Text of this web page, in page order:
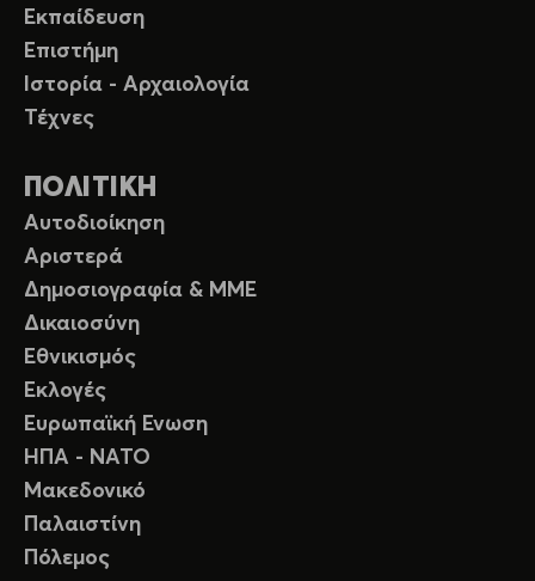
Εκπαίδευση
Επιστήμη
Ιστορία - Αρχαιολογία
Τέχνες
ΠΟΛΙΤΙΚΗ
Αυτοδιοίκηση
Αριστερά
Δημοσιογραφία & ΜΜΕ
Δικαιοσύνη
Εθνικισμός
Εκλογές
Ευρωπαϊκή Ενωση
ΗΠΑ - ΝΑΤΟ
Μακεδονικό
Παλαιστίνη
Πόλεμος